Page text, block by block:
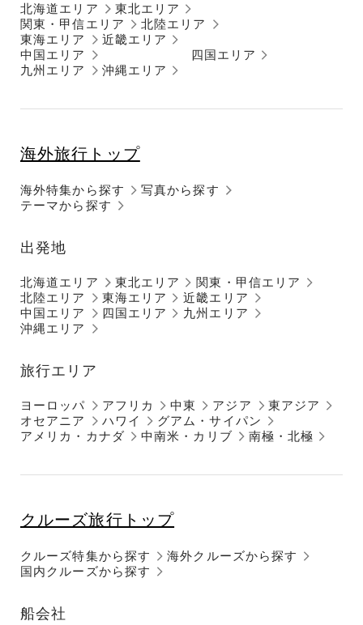
北海道エリア
東北エリア
関東・甲信エリア
北陸エリア
東海エリア
近畿エリア
中国エリア
四国エリア
九州エリア
沖縄エリア
海外旅行トップ
海外特集から探す
テーマから探す
写真から探す
出発地
北海道エリア 東北エリア
関東・甲信エリア
北陸エリア
東海エリア
近畿エリア
中国エリア
四国エリア
九州エリア
沖縄エリア
旅行エリア
ヨーロッパ アフリカ 中東 アジア
東アジア
オセアニア
ハワイ
グアム・サイパン
アメリカ・カナダ
中南米・カリブ 南極・北極
クルーズ旅行トップ
クルーズ特集から探す
国内クルーズから探す
海外クルーズから探す
船会社